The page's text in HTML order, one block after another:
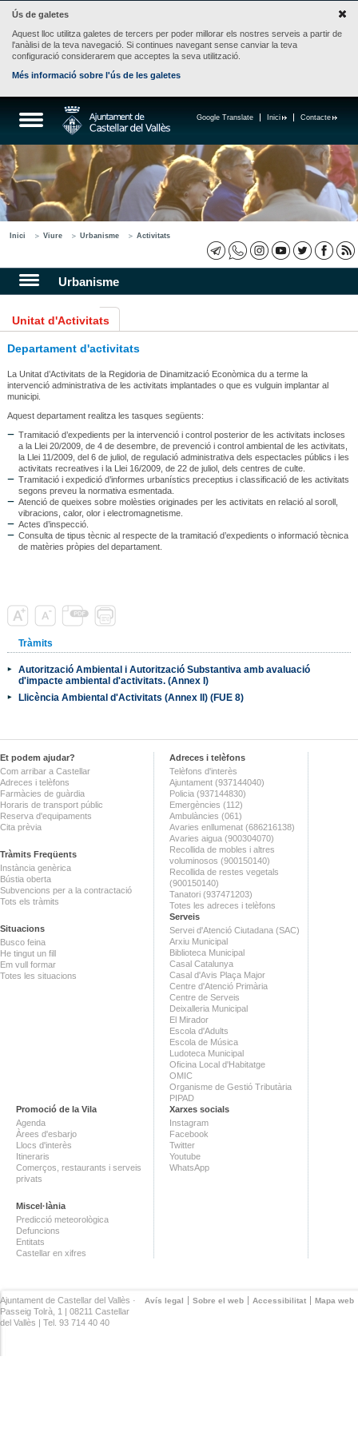
Ús de galetes
Aquest lloc utilitza galetes de tercers per poder millorar els nostres serveis a partir de
l'anàlisi de la teva navegació. Si continues navegant sense canviar la teva
configuració considerarem que acceptes la seva utilització.
Més informació sobre l'ús de les galetes
Contacte
Inici
Google Translate
Inici Viure Urbanisme Activitats
Urbanisme
Unitat d'Activitats
Departament d'activitats
La Unitat d’Activitats de la Regidoria de Dinamització Econòmica du a terme la
intervenció administrativa de les activitats implantades o que es vulguin implantar al
municipi.
Aquest departament realitza les tasques següents:
Tramitació d’expedients per la intervenció i control posterior de les activitats incloses
a la Llei 20/2009, de 4 de desembre, de prevenció i control ambiental de les activitats,
la Llei 11/2009, del 6 de juliol, de regulació administrativa dels espectacles públics i les
activitats recreatives i la Llei 16/2009, de 22 de juliol, dels centres de culte.
Tramitació i expedició d’informes urbanístics preceptius i classificació de les activitats
segons preveu la normativa esmentada.
Atenció de queixes sobre molèsties originades per les activitats en relació al soroll,
vibracions, calor, olor i electromagnetisme.
Actes d’inspecció.
Consulta de tipus tècnic al respecte de la tramitació d’expedients o informació tècnica
de matèries pròpies del departament.
Tràmits
Autorització Ambiental i Autorització Substantiva amb avaluació
d'impacte ambiental d'activitats. (Annex I)
Llicència Ambiental d'Activitats (Annex II) (FUE 8)
Et podem ajudar?
Com arribar a Castellar
Adreces i telèfons
Farmàcies de guàrdia
Horaris de transport públic
Reserva d'equipaments
Cita prèvia
Tràmits Freqüents
Instància genèrica
Bústia oberta
Subvencions per a la contractació
Tots els tràmits
Situacions
Busco feina
He tingut un fill
Em vull formar
Totes les situacions
Adreces i telèfons
Telèfons d'interès
Ajuntament (937144040)
Policia (937144830)
Emergències (112)
Ambulàncies (061)
Avaries enllumenat (686216138)
Avaries aigua (900304070)
Recollida de mobles i altres
voluminosos (900150140)
Recollida de restes vegetals
(900150140)
Tanatori (937471203)
Totes les adreces i telèfons
Serveis
Servei d'Atenció Ciutadana (SAC)
Arxiu Municipal
Biblioteca Municipal
Casal Catalunya
Casal d'Avis Plaça Major
Centre d'Atenció Primària
Centre de Serveis
Deixalleria Municipal
El Mirador
Escola d'Adults
Escola de Música
Ludoteca Municipal
Oficina Local d'Habitatge
OMIC
Organisme de Gestió Tributària
PIPAD
Promoció de la Vila
Agenda
Àrees d'esbarjo
Llocs d'interès
Itineraris
Comerços, restaurants i serveis
privats
Miscel·lània
Predicció meteorològica
Defuncions
Entitats
Castellar en xifres
Xarxes socials
Instagram
Facebook
Twitter
Youtube
WhatsApp
Avís legal Sobre el web Accessibilitat Mapa web
Ajuntament de Castellar del Vallès ·
Passeig Tolrà, 1 | 08211 Castellar
del Vallès | Tel. 93 714 40 40